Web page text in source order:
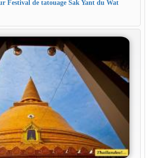
Festival de tatouage Sak Yant du Wat